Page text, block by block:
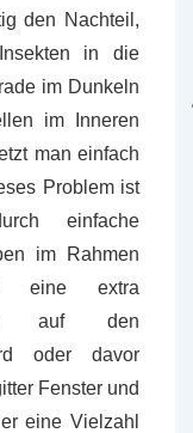
den Nachteil,
in die
im Dunkeln
im Inneren
man einfach
Problem ist
einfache
im Rahmen
eine extra
auf den
oder davor
Fenster und
eine Vielzahl